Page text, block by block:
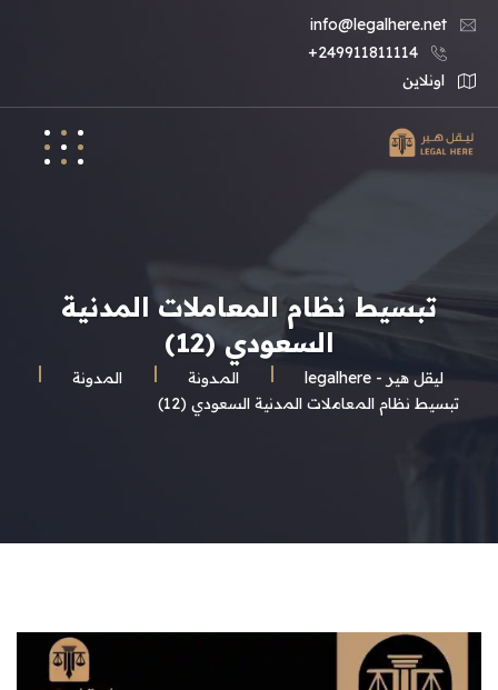
info@legalhere.net
249911811114+
اونلاين
تبسيط نظام المعاملات المدنية
السعودي (12)
ليقل هير - legalhere المـدونة
المدونة
تبسيط نظام المعاملات المدنية السعودي (12)